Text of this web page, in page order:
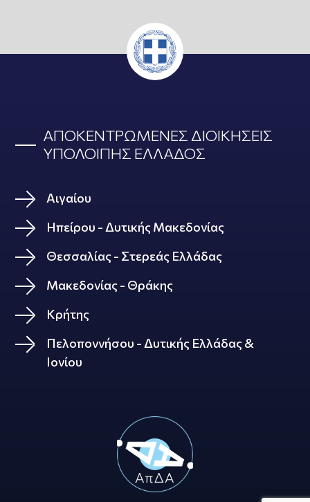
ΑΠΟΚΕΝΤΡΩΜΕΝΕΣ ΔΙΟΙΚΗΣΕΙΣ
ΥΠΟΛΟΙΠΗΣ ΕΛΛΑΔΟΣ
Αιγαίου
Ηπείρου - Δυτικής Μακεδονίας
Θεσσαλίας - Στερεάς Ελλάδας
Μακεδονίας - Θράκης
Κρήτης
Πελοποννήσου - Δυτικής Ελλάδας &
Ιονίου